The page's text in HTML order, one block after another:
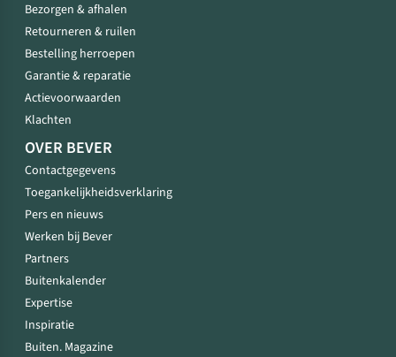
Bezorgen & afhalen
Retourneren & ruilen
Bestelling herroepen
Garantie & reparatie
Actievoorwaarden
Klachten
OVER BEVER
Contactgegevens
Toegankelijkheidsverklaring
Pers en nieuws
Werken bij Bever
Partners
Buitenkalender
Expertise
Inspiratie
Buiten. Magazine